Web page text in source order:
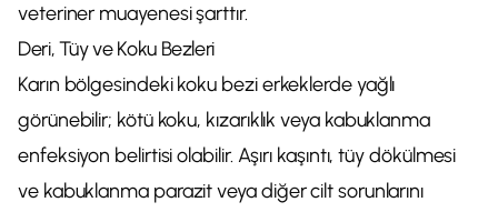
veteriner muayenesi şarttır.
Deri, Tüy ve Koku Bezleri
Karın bölgesindeki koku bezi erkeklerde yağlı
görünebilir; kötü koku, kızarıklık veya kabuklanma
enfeksiyon belirtisi olabilir. Aşırı kaşıntı, tüy dökülmesi
ve kabuklanma parazit veya diğer cilt sorunlarını